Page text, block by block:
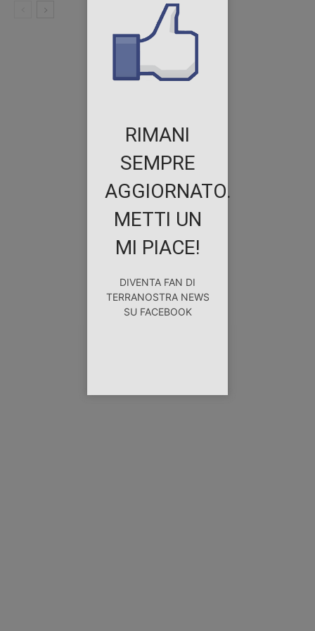
RIMANI
SEMPRE
AGGIORNATO.
METTI UN
MI PIACE!
DIVENTA FAN DI
TERRANOSTRA NEWS
SU FACEBOOK